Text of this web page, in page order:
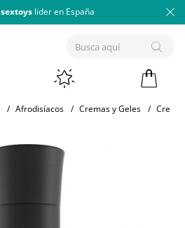
sextoys lider en España
/ Afrodisíacos / Cremas y Geles /